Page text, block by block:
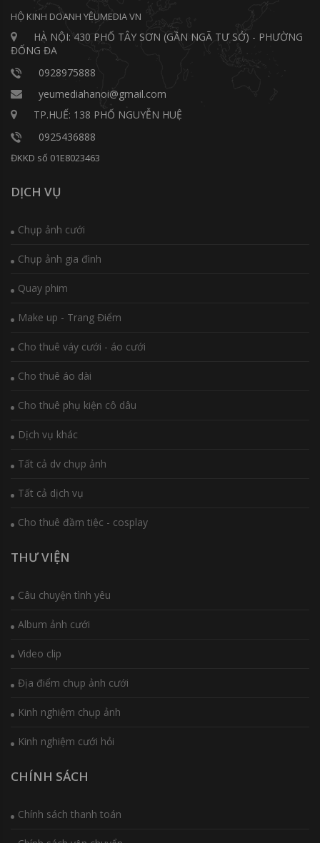
HỘ KINH DOANH YÊUMEDIA VN
HÀ NỘI: 430 PHỐ TÂY SƠN (GẦN NGÃ TƯ SỞ) - PHƯỜNG
ĐỐNG ĐA
0928975888
yeumediahanoi@gmail.com
TP.HUẾ: 138 PHỐ NGUYỄN HUỆ
0925436888
ĐKKD số 01E8023463
DỊCH VỤ
Chụp ảnh cưới
Chụp ảnh gia đình
Quay phim
Make up - Trang Điểm
Cho thuê váy cưới - áo cưới
Cho thuê áo dài
Cho thuê phụ kiện cô dâu
Dịch vụ khác
Tất cả dv chụp ảnh
Tất cả dịch vụ
Cho thuê đầm tiệc - cosplay
THƯ VIỆN
Câu chuyện tình yêu
Album ảnh cưới
Video clip
Địa điểm chụp ảnh cưới
Kinh nghiệm chụp ảnh
Kinh nghiệm cưới hỏi
CHÍNH SÁCH
Chính sách thanh toán